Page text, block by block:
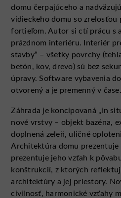
domu čerpajúceho a
vidieckeho domu so zrelosťou
fortieľom. Autor si ctí prácu s
prázdnom interiéru. Interiér
stavby“ – všetky povrchy
betón, kov, drevo) sú bez
úpravy. Software vybavenia
otvorený a je premenný v čase.
Záhrada je koncipovaná „in
nové vrstvy – objekt bazéna,
doplnená zeleň, uličné
Architektúra domu
prezentuje jeho vzťah k
konštrukcií, z ktorých
architektúry a jej priestory.
civilnosť, harmonické vzťahy